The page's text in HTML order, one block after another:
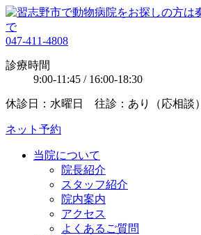
047-411-4808
診療時間
9:00-11:45 / 16:00-18:30
休診日：水曜日 往診：あり（応相談）
ネット予約
当院について
院長紹介
スタッフ紹介
院内案内
アクセス
よくあるご質問